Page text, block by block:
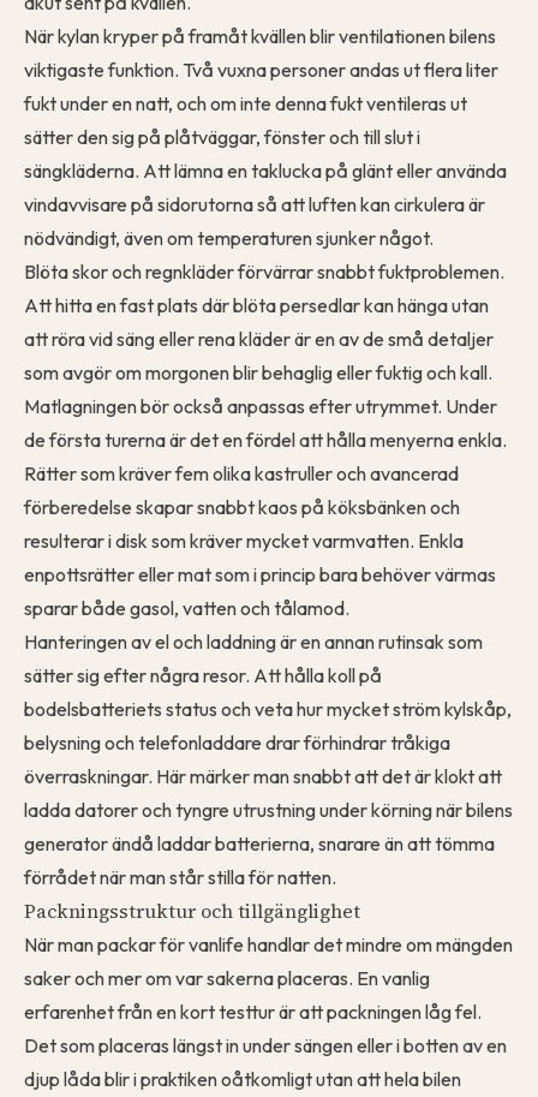
När kylan kryper på framåt kvällen blir ventilationen bilens
viktigaste funktion. Två vuxna personer andas ut flera liter
fukt under en natt, och om inte denna fukt ventileras ut
sätter den sig på plåtväggar, fönster och till slut i
sängkläderna. Att lämna en taklucka på glänt eller använda
vindavvisare på sidorutorna så att luften kan cirkulera är
nödvändigt, även om temperaturen sjunker något.
Blöta skor och regnkläder förvärrar snabbt fuktproblemen.
Att hitta en fast plats där blöta persedlar kan hänga utan
att röra vid säng eller rena kläder är en av de små detaljer
som avgör om morgonen blir behaglig eller fuktig och kall.
Matlagningen bör också anpassas efter utrymmet. Under
de första turerna är det en fördel att hålla menyerna enkla.
Rätter som kräver fem olika kastruller och avancerad
förberedelse skapar snabbt kaos på köksbänken och
resulterar i disk som kräver mycket varmvatten. Enkla
enpottsrätter eller mat som i princip bara behöver värmas
sparar både gasol, vatten och tålamod.
Hanteringen av el och laddning är en annan rutinsak som
sätter sig efter några resor. Att hålla koll på
bodelsbatteriets status och veta hur mycket ström kylskåp,
belysning och telefonladdare drar förhindrar tråkiga
överraskningar. Här märker man snabbt att det är klokt att
ladda datorer och tyngre utrustning under körning när bilens
generator ändå laddar batterierna, snarare än att tömma
förrådet när man står stilla för natten.
Packningsstruktur och tillgänglighet
När man packar för vanlife handlar det mindre om mängden
saker och mer om var sakerna placeras. En vanlig
erfarenhet från en kort testtur är att packningen låg fel.
Det som placeras längst in under sängen eller i botten av en
djup låda blir i praktiken oåtkomligt utan att hela bilen